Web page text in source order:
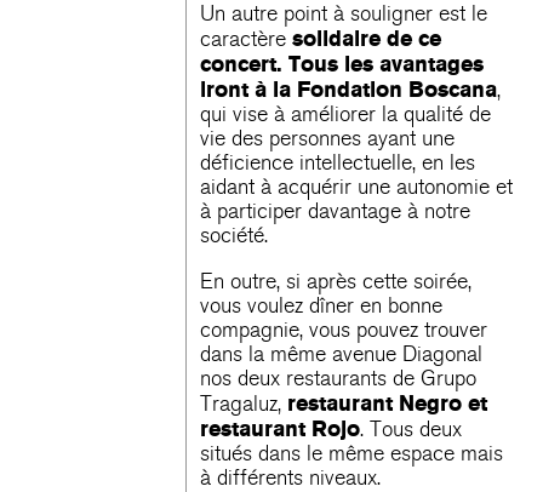
Un autre point à souligner est le
caractèresolidaire de ce
concert. Tous les avantages
iront à la Fondation Boscana,
qui vise à améliorer la qualité de
vie des personnes ayant une
déficience intellectuelle, en les
aidant à acquérir une autonomie et
à participer davantage à notre
société.
En outre, si après cette soirée,
vous voulez dîner en bonne
compagnie, vous pouvez trouver
dans la même avenue Diagonal
nos deux restaurants de Grupo
Tragaluz, restaurant Negro et
restaurant Rojo. Tous deux
situés dans le même espace mais
à différents niveaux.